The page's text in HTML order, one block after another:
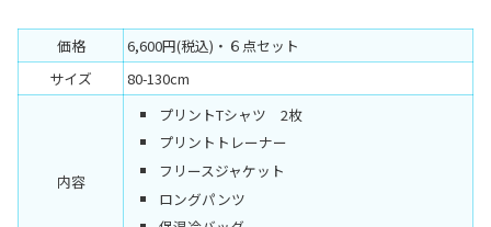
価格
6,600円(税込)・６点セット
サイズ
80-130cm
内容
プリントTシャツ 2枚
プリントトレーナー
フリースジャケット
ロングパンツ